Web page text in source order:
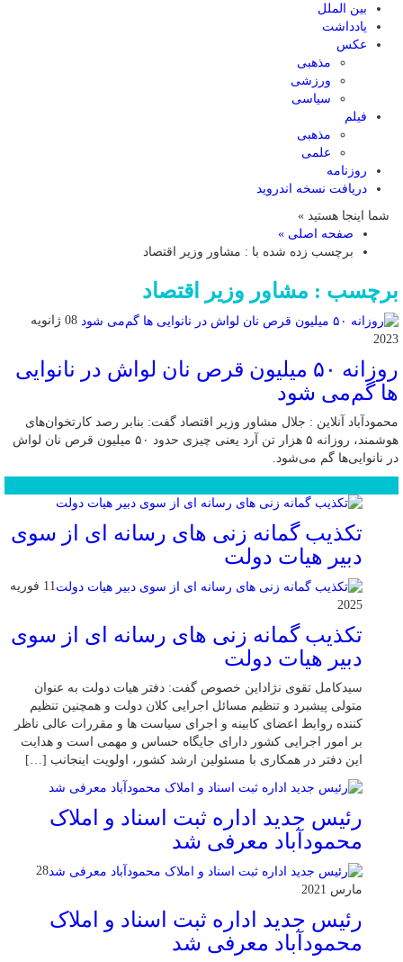
بین الملل
یادداشت
عکس
مذهبی
ورزشی
سیاسی
فیلم
مذهبی
علمی
روزنامه
دریافت نسخه اندروید
شما اینجا هستید »
صفحه اصلی »
برچسب زده شده با : مشاور وزیر اقتصاد
برچسب : مشاور وزیر اقتصاد
08 ژانویه
2023
روزانه ۵۰ میلیون قرص نان لواش در نانوایی
ها گم‌می شود
محمودآباد آنلاین : جلال مشاور وزیر اقتصاد گفت: بنابر رصد کارتخوان‌های
هوشمند، روزانه ۵ هزار تن آرد یعنی چیزی حدود ۵۰ میلیون قرص نان لواش
در نانوایی‌ها گم می‌شود.
تکذیب گمانه زنی های رسانه ای از سوی
دبیر هیات دولت
11 فوریه
2025
تکذیب گمانه زنی های رسانه ای از سوی
دبیر هیات دولت
سیدکامل تقوی نژاداین خصوص گفت: دفتر هیات دولت به عنوان
متولی پیشبرد و تنظیم مسائل اجرایی کلان دولت و همچنین تنظیم
کننده روابط اعضای کابینه و اجرای سیاست ها و مقررات عالی ناظر
بر امور اجرایی کشور دارای جایگاه حساس و مهمی است و هدایت
این دفتر در همکاری با مسئولین ارشد کشور، اولویت اینجانب […]
رئیس جدید اداره ثبت اسناد و املاک
محمودآباد معرفی شد
28
مارس 2021
رئیس جدید اداره ثبت اسناد و املاک
محمودآباد معرفی شد